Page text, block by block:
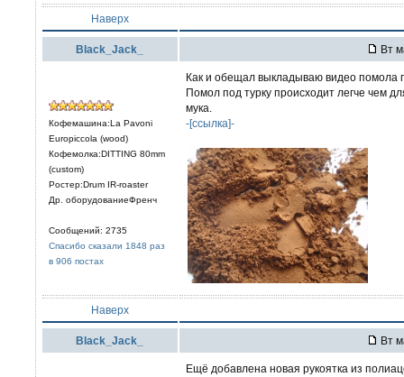
Наверх
Black_Jack_ Вт
Кофемашина:La Pavoni
Europiccola (wood)
Кофемолка:DITTING 80mm
(custom)
Ростер:Drum IR-roaster
Др. оборудованиеФренч
Сообщений: 2735
Спасибо сказали 1848 раз
в 906 постах
Как и обещал выкладываю видео помола
Помол под турку происходит легче чем
мука.
-[ссылка]-
Наверх
Black_Jack_ Вт
Ещё добавлена новая рукоятка из